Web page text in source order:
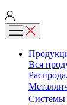
Вся
Системы